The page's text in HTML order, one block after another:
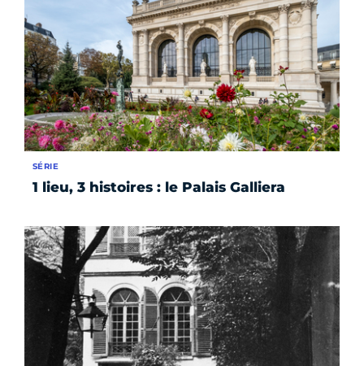
1 lieu, 3 histoires : le Palais Galliera
SÉRIE